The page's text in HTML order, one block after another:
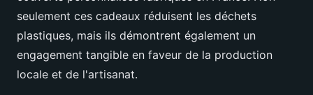
seulement ces cadeaux réduisent les déchets
plastiques, mais ils démontrent également un
engagement tangible en faveur de la production
locale et de l'artisanat.